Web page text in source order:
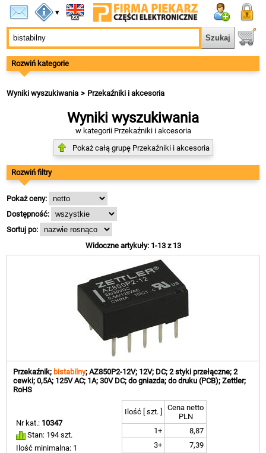
▾
Rozwiń kategorie
Wyniki wyszukiwania Przekaźniki i akcesoria
Wyniki wyszukiwania
w kategorii Przekaźniki i akcesoria
Pokaż całą grupę Przekaźniki i akcesoria
Rozwiń filtry
Pokaż ceny:
Dostępność:
Sortuj po:
Widoczne artykuły: 1-13 z 13
Przekaźnik; bistabilny; AZ850P2-12V; 12V; DC; 2 styki przełączne; 2
cewki; 0,5A; 125V AC; 1A; 30V DC; do gniazda; do druku (PCB); Zettler;
RoHS
Nr kat.: 10347
Stan: 194 szt.
Ilość minimalna: 1
Ilość [ szt. ]
Cena netto
PLN
1+
8,87
3+
7,39